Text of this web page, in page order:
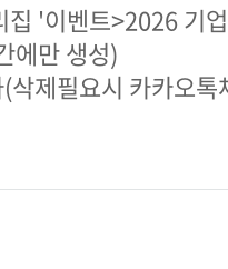
집 '이벤트>2026 기
에만 생성)
제필요시 카카오톡